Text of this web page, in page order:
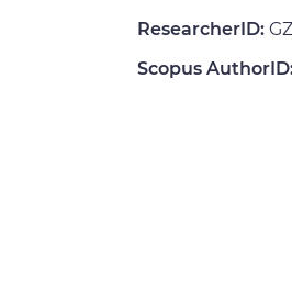
ResearcherID:
Scopus